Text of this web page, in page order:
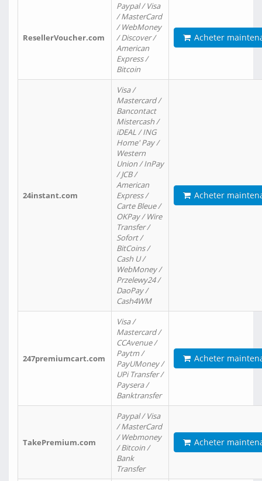
ResellerVoucher.com
Paypal / Visa
/ MasterCard
/ WebMoney
/ Discover /
American
Express /
Bitcoin
Acheter
24instant.com
Visa /
Mastercard /
Bancontact
Mistercash /
iDEAL / ING
Home' Pay /
Western
Union / InPay
/ JCB /
American
Express /
Carte Bleue /
OKPay / Wire
Transfer /
Sofort /
BitCoins /
Cash U /
WebMoney /
Przelewy24 /
DaoPay /
Cash4WM
Acheter
247premiumcart.com
Visa /
Mastercard /
CCAvenue /
Paytm /
PayUMoney /
UPi Transfer /
Paysera /
Banktransfer
Acheter
TakePremium.com
Paypal / Visa
/ MasterCard
/ Webmoney
/ Bitcoin /
Bank
Transfer
Acheter